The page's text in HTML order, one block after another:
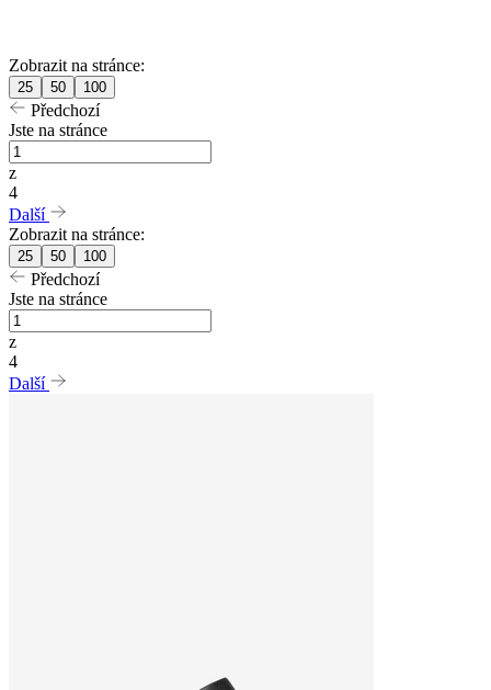
Zobrazit na stránce:
25 50 100
Předchozí
Jste na stránce
z
4
Další
Zobrazit na stránce:
25 50 100
Předchozí
Jste na stránce
z
4
Další